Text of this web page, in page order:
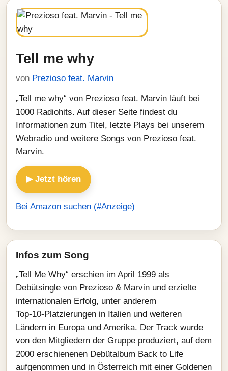
Tell me why
von Prezioso feat. Marvin
„Tell me why“ von Prezioso feat. Marvin läuft bei
1000 Radiohits. Auf dieser Seite findest du
Informationen zum Titel, letzte Plays bei unserem
Webradio und weitere Songs von Prezioso feat.
Marvin.
▶ Jetzt hören
Bei Amazon suchen (#Anzeige)
Infos zum Song
„Tell Me Why“ erschien im April 1999 als
Debütsingle von Prezioso & Marvin und erzielte
internationalen Erfolg, unter anderem
Top‑10‑Platzierungen in Italien und weiteren
Ländern in Europa und Amerika. Der Track wurde
von den Mitgliedern der Gruppe produziert, auf dem
2000 erschienenen Debütalbum Back to Life
aufgenommen und in Österreich mit einer Goldenen